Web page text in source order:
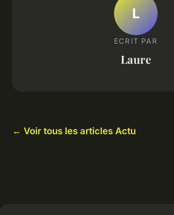
L
ECRIT PAR
Laure
← Voir tous les articles Actu